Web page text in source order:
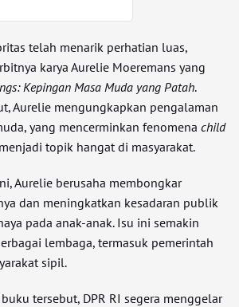
telah menarik perhatian luas,
karya Aurelie Moeremans yang
Kepingan Masa Muda yang Patah.
Aurelie mengungkapkan pengalaman
yang mencerminkan fenomena child
topik hangat di masyarakat.
Aurelie berusaha membongkar
dan meningkatkan kesadaran publik
pada anak-anak. Isu ini semakin
lembaga, termasuk pemerintah
sipil.
tersebut, DPR RI segera menggelar